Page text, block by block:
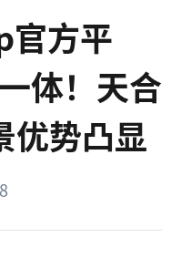
官方平
体！天合
优势凸显